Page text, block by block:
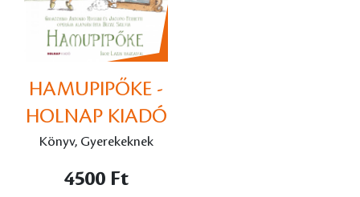
HAMUPIPŐKE -
HOLNAP KIADÓ
Könyv, Gyerekeknek
4500 Ft